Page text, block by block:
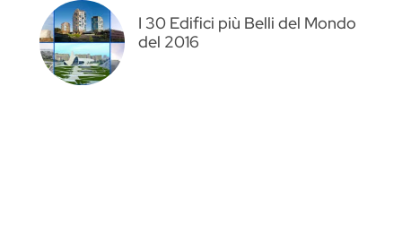
I 30 Edifici più Belli del Mondo
del 2016